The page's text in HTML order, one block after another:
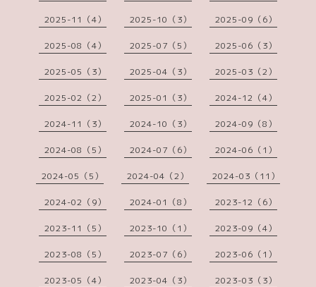
2025-11（4） 2025-10（3） 2025-09（6）
2025-08（4） 2025-07（5） 2025-06（3）
2025-05（3） 2025-04（3） 2025-03（2）
2025-02（2） 2025-01（3） 2024-12（4）
2024-11（3） 2024-10（3） 2024-09（8）
2024-08（5） 2024-07（6） 2024-06（1）
2024-05（5） 2024-04（2） 2024-03（11）
2024-02（9） 2024-01（8） 2023-12（6）
2023-11（5） 2023-10（1） 2023-09（4）
2023-08（5） 2023-07（6） 2023-06（1）
2023-05（4） 2023-04（3） 2023-03（3）